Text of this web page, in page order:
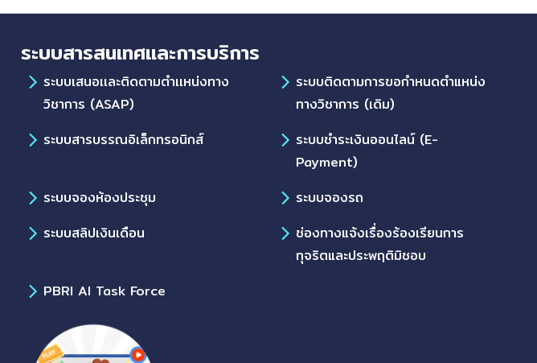
ระบบสารสนเทศและการบริการ
ระบบเสนอเเละติดตามตำเเหน่งทาง
วิชาการ (ASAP)
ระบบติดตามการขอกำหนดตำแหน่ง
ทางวิชาการ (เดิม)
ระบบสารบรรณอิเล็กทรอนิกส์
ระบบชำระเงินออนไลน์ (E-
Payment)
ระบบจองห้องประชุม
ระบบจองรถ
ระบบสลิปเงินเดือน
ช่องทางแจ้งเรื่องร้องเรียนการ
ทุจริตและประพฤติมิชอบ
PBRI AI Task Force